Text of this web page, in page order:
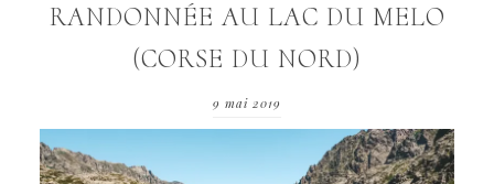
RANDONNÉE AU LAC DU MELO
(CORSE DU NORD)
9 mai 2019